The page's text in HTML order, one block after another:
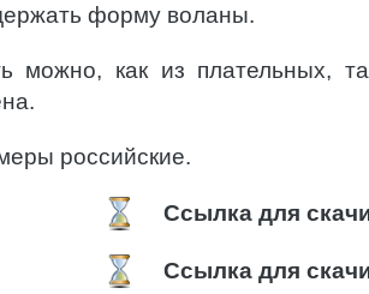
форму воланы.
можно, как из плательных,
российские.
Ссылка для
Ссылка для